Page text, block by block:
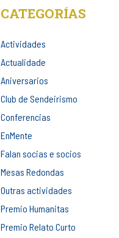
CATEGORÍAS
Actividades
Actualidade
Aniversarios
Club de Sendeirismo
Conferencias
EnMente
Falan socias e socios
Mesas Redondas
Outras actividades
Premio Humanitas
Premio Relato Curto